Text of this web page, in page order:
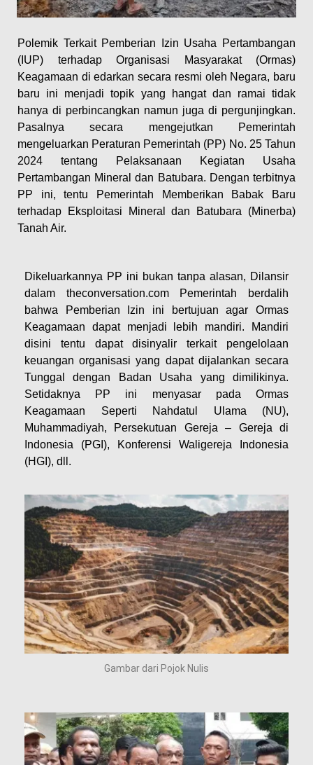
Polemik Terkait Pemberian Izin Usaha Pertambangan
(IUP) terhadap Organisasi Masyarakat (Ormas)
Keagamaan di edarkan secara resmi oleh Negara, baru
baru ini menjadi topik yang hangat dan ramai tidak
hanya di perbincangkan namun juga di pergunjingkan.
Pasalnya secara mengejutkan Pemerintah
mengeluarkan Peraturan Pemerintah (PP) No. 25 Tahun
2024 tentang Pelaksanaan Kegiatan Usaha
Pertambangan Mineral dan Batubara. Dengan terbitnya
PP ini, tentu Pemerintah Memberikan Babak Baru
terhadap Eksploitasi Mineral dan Batubara (Minerba)
Tanah Air.
Dikeluarkannya PP ini bukan tanpa alasan, Dilansir
dalam theconversation.com Pemerintah berdalih
bahwa Pemberian Izin ini bertujuan agar Ormas
Keagamaan dapat menjadi lebih mandiri. Mandiri
disini tentu dapat disinyalir terkait pengelolaan
keuangan organisasi yang dapat dijalankan secara
Tunggal dengan Badan Usaha yang dimilikinya.
Setidaknya PP ini menyasar pada Ormas
Keagamaan Seperti Nahdatul Ulama (NU),
Muhammadiyah, Persekutuan Gereja – Gereja di
Indonesia (PGI), Konferensi Waligereja Indonesia
(HGI), dll.
Gambar dari Pojok Nulis